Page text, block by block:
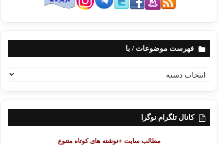
فهرست موضوعات / با
ه
ر
کانال تلگرام نوگرا
مطالب سایت +نوشته های کوتاه متنوع